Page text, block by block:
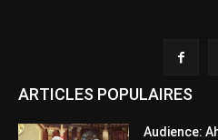
ARTICLES POPULAIRES
Audience: